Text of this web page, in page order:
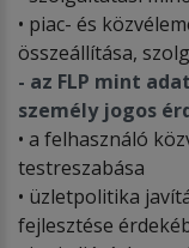
• piac- és
összeállítása,
- az FLP mint
személy jogos
• a felhasználó
testreszabása
• üzletpolitika
fejlesztése